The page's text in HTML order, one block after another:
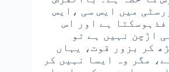
میں ایس سی ،ایس
ہے اور اس
اڑچن نہیں ہے تو
کر بزور قوت، یہاں
مگر وہ ایسا نہیں کر